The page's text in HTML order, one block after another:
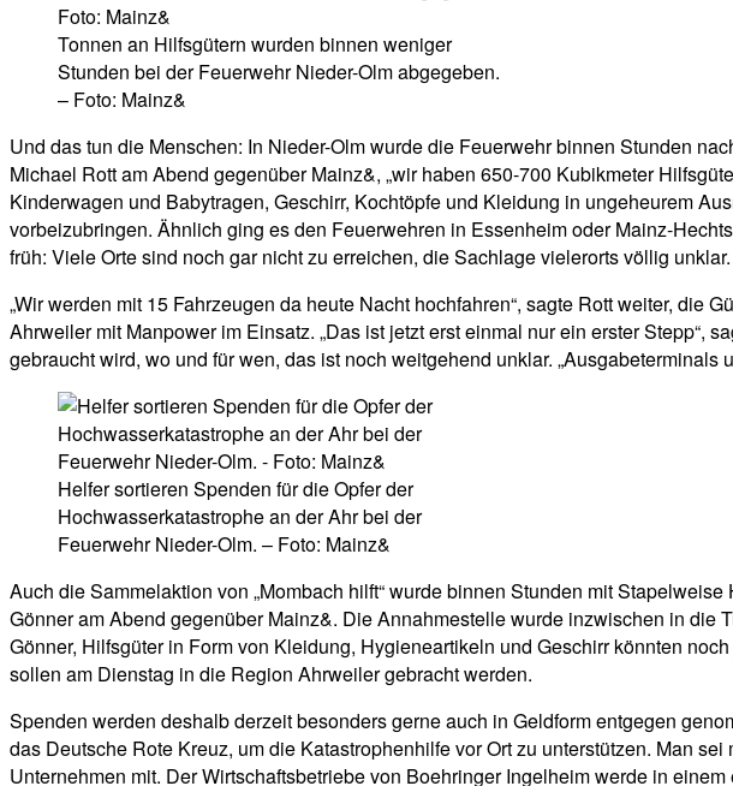
Tonnen an Hilfsgütern wurden binnen weniger
Stunden bei der Feuerwehr Nieder-Olm abgegeben.
– Foto: Mainz&
Und das tun die Menschen: In Nieder-Olm wurde die Feuerwehr binnen Stunden
Michael Rott am Abend gegenüber Mainz&, „wir haben 650-700 Kubikmeter
Kinderwagen und Babytragen, Geschirr, Kochtöpfe und Kleidung in ungeheurem
vorbeizubringen. Ähnlich ging es den Feuerwehren in Essenheim oder Mainz-
früh: Viele Orte sind noch gar nicht zu erreichen, die Sachlage vielerorts völlig unklar.
„Wir werden mit 15 Fahrzeugen da heute Nacht hochfahren“, sagte Rott weiter,
Ahrweiler mit Manpower im Einsatz. „Das ist jetzt erst einmal nur ein erster Stepp“,
gebraucht wird, wo und für wen, das ist noch weitgehend unklar. „Ausgabeterminals
Helfer sortieren Spenden für die Opfer der
Hochwasserkatastrophe an der Ahr bei der
Feuerwehr Nieder-Olm. – Foto: Mainz&
Auch die Sammelaktion von „Mombach hilft“ wurde binnen Stunden mit
Gönner am Abend gegenüber Mainz&. Die Annahmestelle wurde inzwischen in die
Gönner, Hilfsgüter in Form von Kleidung, Hygieneartikeln und Geschirr könnten
sollen am Dienstag in die Region Ahrweiler gebracht werden.
Spenden werden deshalb derzeit besonders gerne auch in Geldform entgegen
das Deutsche Rote Kreuz, um die Katastrophenhilfe vor Ort zu unterstützen. Man
Unternehmen mit. Der Wirtschaftsbetriebe von Boehringer Ingelheim werde in